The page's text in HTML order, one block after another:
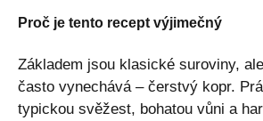
Proč je tento recept výjimečný
Základem jsou klasické suroviny,
často vynechává – čerstvý kopr.
typickou svěžest, bohatou vůni a